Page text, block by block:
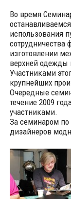
Во время
использования
сотрудничества
изготовлении
верхней одежды
Участниками
крупнейших
Очередные
течение 2009
участниками.
За семинаром по
дизайнеров